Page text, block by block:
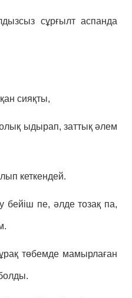
сұрғылт аспанда
сияқты,
ыдырап, заттық әлем
кеткендей.
бейіш пе, әлде тозақ па,
төбемде мамырлаған